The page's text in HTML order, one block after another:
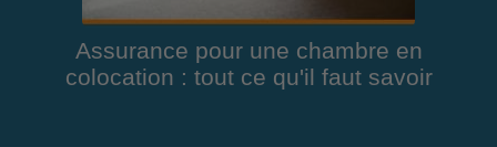
Assurance pour une chambre en
colocation : tout ce qu'il faut savoir